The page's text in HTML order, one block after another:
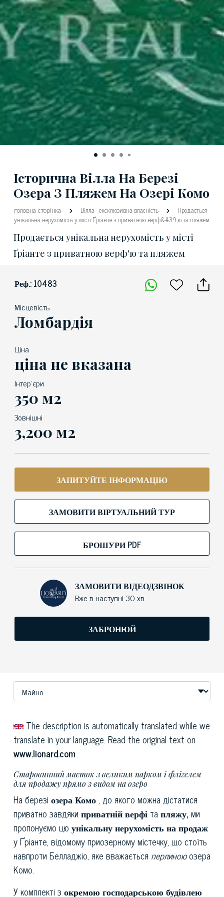
Історична Вілла На Березі
Озера З Пляжем На Озері Комо
головна сторінка Вілла-ексклюзивна власність
Продається
унікальна нерухомість у місті Ґріанте з приватною верф&#39;ю та пляжем
Продається унікальна нерухомість у місті
Ґріанте з приватною верф'ю та пляжем
Реф.: 10483
Місцевість
Ломбардія
Ціна
ціна не вказана
Інтер'єри
350 м2
Зовнішні
3,200 м2
ЗАПИТУЙТЕ ІНФОРМАЦІЮ
ЗАМОВИТИ ВІРТУАЛЬНИЙ ТУР
БРОШУРИ PDF
ЗАМОВИТИ ВІДЕОДЗВІНОК
Вже в наступні 30 хв
ЗАБРОНЮЙ
The description is automatically translated while we
translate in your language. Read the original text on
www.lionard.com
Старовинний маєток з великим парком і флігелем
для продажу прямо з видом на озеро
На березі озера Комо, до якого можна дістатися
приватно завдяки приватній верфі тапляжу, ми
пропонуємо цю унікальну нерухомість на продаж
у Ґріанте, відомому приозерному містечку, що стоїть
навпроти Белладжіо, яке вважається перлиноюозера
Комо.
У комплекті з окремою господарською будівлею